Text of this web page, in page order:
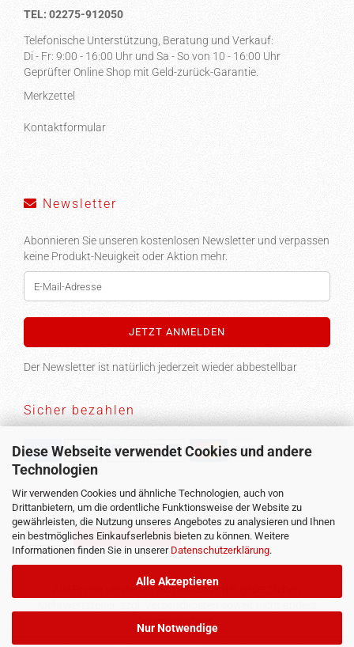
Diese Webseite verwendet Cookies und andere
Technologien
Wir verwenden Cookies und ähnliche Technologien, auch von
Drittanbietern, um die ordentliche Funktionsweise der Website zu
gewährleisten, die Nutzung unseres Angebotes zu analysieren und Ihnen
ein bestmögliches Einkaufserlebnis bieten zu können. Weitere
Informationen finden Sie in unserer Datenschutzerklärung.
Alle Akzeptieren
Nur Notwendige
TEL: 02275-912050
Telefonische Unterstützung, Beratung und Verkauf:
Di - Fr: 9:00 - 16:00 Uhr und Sa - So von 10 - 16:00 Uhr
Geprüfter Online Shop mit Geld-zurück-Garantie.
Merkzettel
Kontaktformular
Newsletter
Abonnieren Sie unseren kostenlosen Newsletter und verpassen
keine Produkt-Neuigkeit oder Aktion mehr.
Der Newsletter ist natürlich jederzeit wieder abbestellbar
Sicher bezahlen
Versand
Vertrag widerrufen
Alle Preise verstehen sich inklusive der gesetzlichen
gekennzeichnet.